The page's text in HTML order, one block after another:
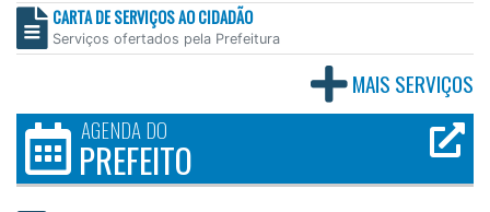
CARTA DE SERVIÇOS AO CIDADÃO
Serviços ofertados pela Prefeitura
MAIS SERVIÇOS
AGENDA DO
PREFEITO